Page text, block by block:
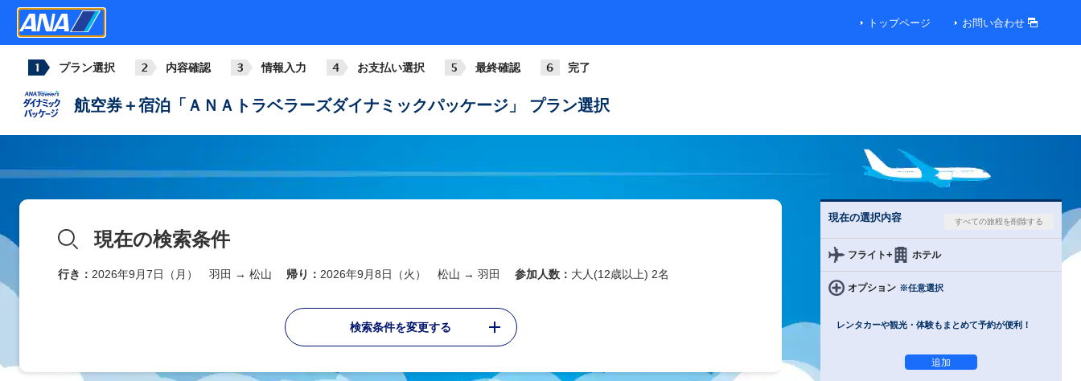
トップページ お問い合わせ
プラン選択 内容確認 情報入力 お支払い選択 最終確認 完了
航空券＋宿泊「ＡＮＡトラベラーズダイナミックパッケージ」 プラン選択
現在の検索条件
行き： 2026年9月7日（月） 羽田 → 松山 帰り： 2026年9月8日（火） 松山 → 羽田 参加人数： 大人(12歳以上) 2名
検索条件を変更する
現在の選択内容
フライト+ ホテル
オプション ※任意選択
レンタカーや観光・体験もまとめて予約が便利！